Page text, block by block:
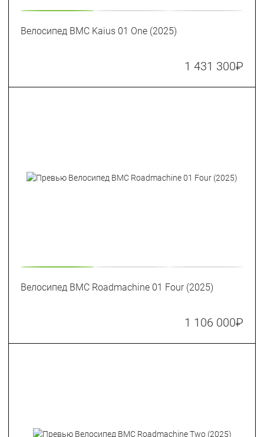
Велосипед BMC Kaius 01 One (2025)
1 431 300₽
Велосипед BMC Roadmachine 01 Four (2025)
1 106 000₽